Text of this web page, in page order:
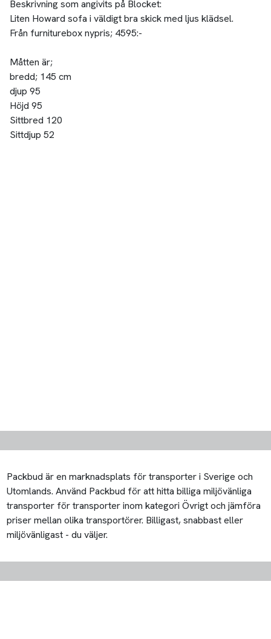
Beskrivning som angivits på Blocket:
Liten Howard sofa i väldigt bra skick med ljus klädsel.
Från furniturebox nypris; 4595:-
Måtten är;
bredd; 145 cm
djup 95
Höjd 95
Sittbred 120
Sittdjup 52
Packbud är en marknadsplats för transporter i Sverige och
Utomlands. Använd Packbud för att hitta billiga miljövänliga
transporter för transporter inom kategori Övrigt och jämföra
priser mellan olika transportörer. Billigast, snabbast eller
miljövänligast - du väljer.